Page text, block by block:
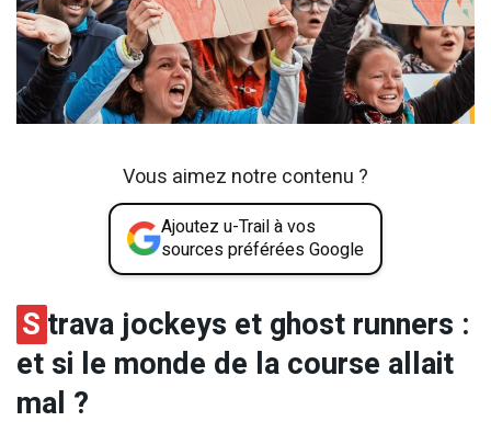
Vous aimez notre contenu ?
Ajoutez u-Trail à vos
sources préférées Google
S trava jockeys et ghost runners :
et si le monde de la course allait
mal ?